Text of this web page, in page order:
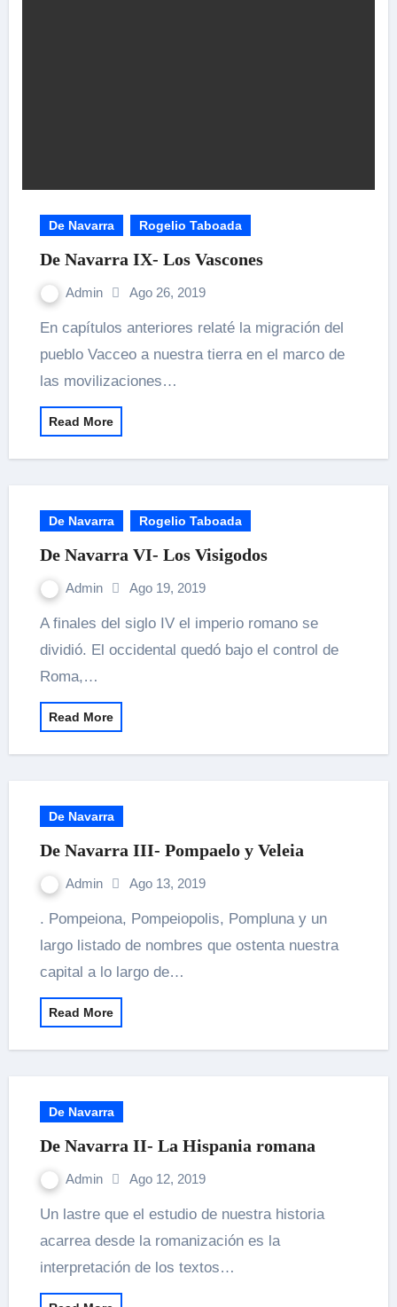
De Navarra Rogelio Taboada
De Navarra IX- Los Vascones
Admin Ago 26, 2019
En capítulos anteriores relaté la migración del
pueblo Vacceo a nuestra tierra en el marco de
las movilizaciones…
Read More
De Navarra Rogelio Taboada
De Navarra VI- Los Visigodos
Admin Ago 19, 2019
A finales del siglo IV el imperio romano se
dividió. El occidental quedó bajo el control de
Roma,…
Read More
De Navarra
De Navarra III- Pompaelo y Veleia
Admin Ago 13, 2019
. Pompeiona, Pompeiopolis, Pompluna y un
largo listado de nombres que ostenta nuestra
capital a lo largo de…
Read More
De Navarra
De Navarra II- La Hispania romana
Admin Ago 12, 2019
Un lastre que el estudio de nuestra historia
acarrea desde la romanización es la
interpretación de los textos…